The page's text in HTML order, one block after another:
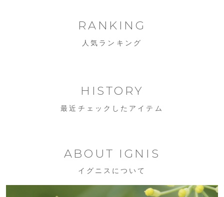
RANKING
人気ランキング
HISTORY
最近チェックしたアイテム
ABOUT IGNIS
イグニスについて